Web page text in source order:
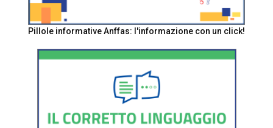
Pillole informative Anffas: l'informazione con un click!